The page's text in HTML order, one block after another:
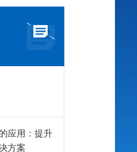
应用：提升
方案